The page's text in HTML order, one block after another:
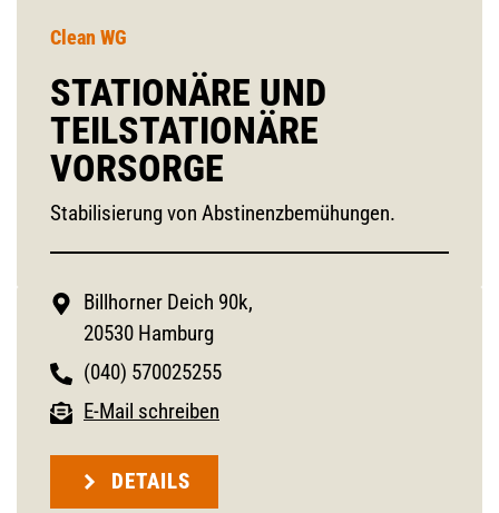
Clean WG
STATIONÄRE UND
TEILSTATIONÄRE
VORSORGE
Stabilisierung von Abstinenzbemühungen.
Billhorner Deich 90k,
20530 Hamburg
(040) 570025255
E-Mail schreiben
DETAILS